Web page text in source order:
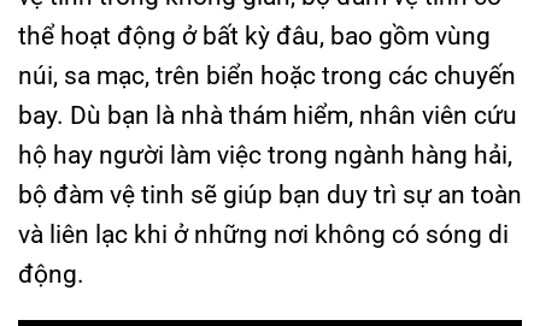
thể hoạt động ở bất kỳ đâu, bao gồm vùng
núi, sa mạc, trên biển hoặc trong các chuyến
bay. Dù bạn là nhà thám hiểm, nhân viên cứu
hộ hay người làm việc trong ngành hàng hải,
bộ đàm vệ tinh sẽ giúp bạn duy trì sự an toàn
và liên lạc khi ở những nơi không có sóng di
động.